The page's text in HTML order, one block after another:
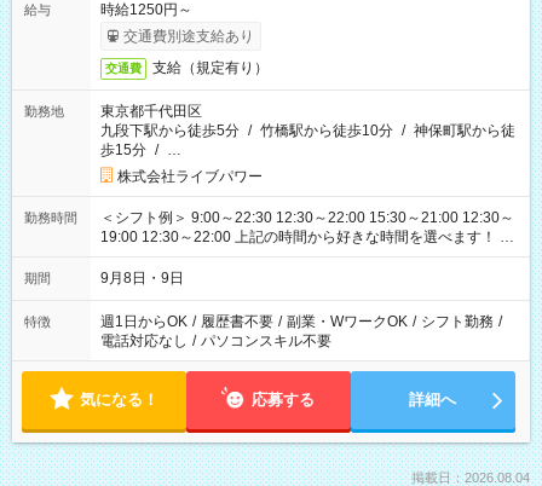
給与
時給1250円～
交通費別途支給あり
交通費 支給（規定有り）
勤務地
東京都千代田区
九段下駅から徒歩5分 / 竹橋駅から徒歩10分 / 神保町駅から徒
歩15分 / …
株式会社ライブパワー
勤務時間
＜シフト例＞ 9:00～22:30 12:30～22:00 15:30～21:00 12:30～
19:00 12:30～22:00 上記の時間から好きな時間を選べます！ ※
時間は変更となる可能性があります
期間 9月8日・9日
特徴 週1日からOK / 履歴書不要 / 副業・WワークOK / シフト勤務 /
電話対応なし / パソコンスキル不要
気になる！ 応募する 詳細へ
掲載日：2026.08.04